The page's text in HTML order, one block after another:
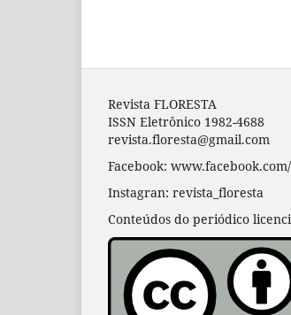
Revista FLORESTA
ISSN Eletrônico 1982-4688
revista.floresta@gmail.com
Facebook:
Instagran: revista_floresta
Conteúdos do periódico